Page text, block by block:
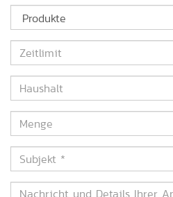
Produkte
Zeitlimit
Haushalt
Menge
Subjekt
*
Nachricht